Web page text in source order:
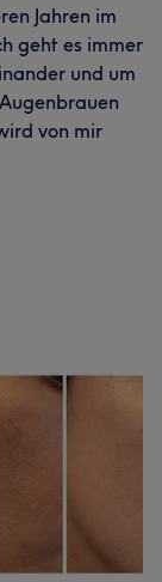
Jahren im
geht es immer
und um
von mir